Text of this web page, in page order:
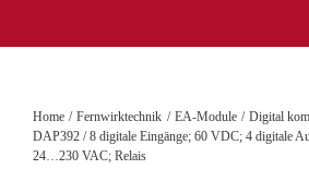
Inhalt
Service
Home Fernwirktechnik EA-Module
Digital
DAP392 / 8 digitale Eingänge; 60 VDC; 4 digitale
24…230 VAC; Relais